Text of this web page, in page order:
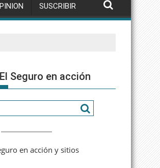
SUSCRIBIR
Seguro en acción
en acción y sitios